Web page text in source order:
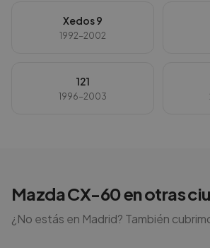
Xedos 9
1992-2002
121
1996-2003
MazdaCX-60en otras
¿No estás en Madrid? También